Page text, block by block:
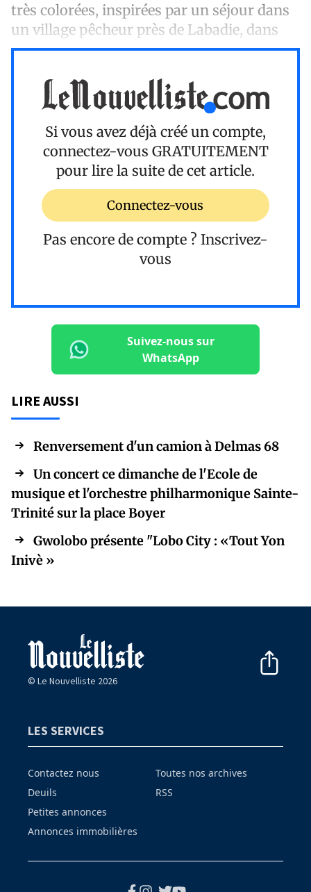
très colorées, inspirées par un séjour dans
un village pêcheur près de Labadie, dans
Si vous avez déjà créé un compte,
connectez-vous GRATUITEMENT
pour lire la suite de cet article.
Connectez-vous
Pas encore de compte ? Inscrivez-
vous
Suivez-nous sur
WhatsApp
LIRE AUSSI
Renversement d'un camion à Delmas 68
Un concert ce dimanche de l'Ecole de
musique et l'orchestre philharmonique Sainte-
Trinité sur la place Boyer
Gwolobo présente "Lobo City : «Tout Yon
Inivè »
© Le Nouvelliste 2026
LES SERVICES
Contactez nous
Deuils
Petites annonces
Annonces immobilières
Toutes nos archives
RSS